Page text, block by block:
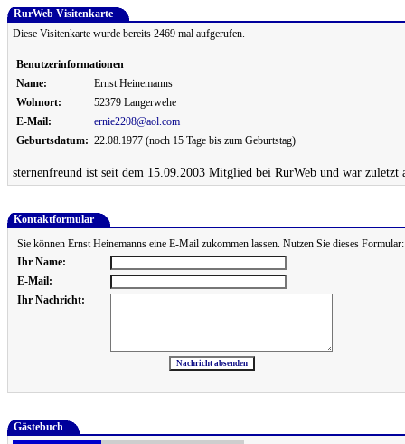
RurWeb Visitenkarte
Diese Visitenkarte wurde bereits 2469 mal aufgerufen.
Benutzerinformationen
Name:
Ernst Heinemanns
Wohnort:
52379 Langerwehe
E-Mail:
ernie2208@aol.com
Geburtsdatum: 22.08.1977 (noch 15 Tage bis zum Geburtstag)
sternenfreund ist seit dem 15.09.2003 Mitglied bei RurWeb und war zuletzt
Kontaktformular
Sie können Ernst Heinemanns eine E-Mail zukommen lassen. Nutzen Sie dieses Formular:
Ihr Name:
E-Mail:
Ihr Nachricht:
Gästebuch